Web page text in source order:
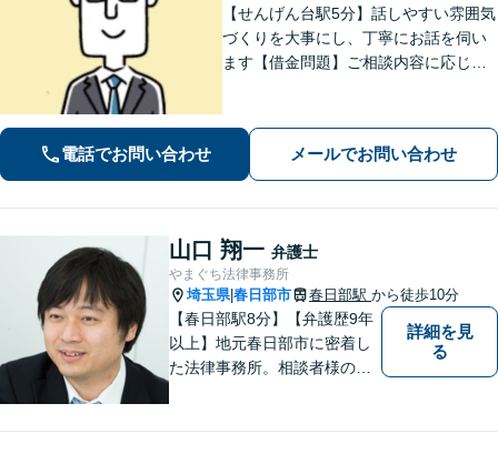
【せんげん台駅5分】話しやすい雰囲気
づくりを大事にし、丁寧にお話を伺い
ます【借金問題】ご相談内容に応じて
勤務経験を活かし、相談者さま目線に
立った的確なアドバイスを【初回相談
無料】
電話でお問い合わせ メールでお問い合わせ
山口 翔一 弁護士
やまぐち法律事務所
埼玉県|春日部市 春日部駅 から徒歩10分
【春日部駅8分】【弁護歴9年
以上】地元春日部市に密着し
た法律事務所。相談者様のお
詳細を見
る